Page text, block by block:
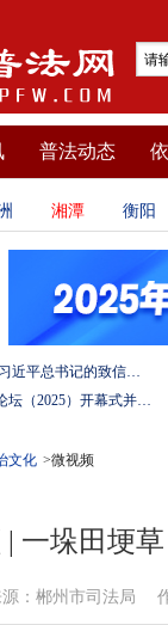
普法动态
湘潭 衡阳
坚定法治自信 强化使命担当——习近平总书记的致信激励法学法律工作者投身全面依法治国伟大实践
陈文清出席中非合作论坛－法治论坛（2025）开幕式并在湖南调研
文化 >微视频
| 一垛田埂
：郴州市司法局